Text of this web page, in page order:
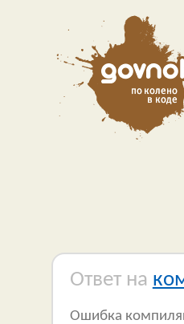
Ответ на
Ошибка